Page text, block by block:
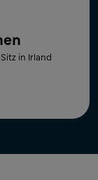
in Irland
USA
USA
USA
USA
Indien
UK
USA
USA
USA
USA